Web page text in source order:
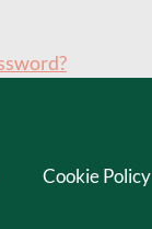
Cookie Policy